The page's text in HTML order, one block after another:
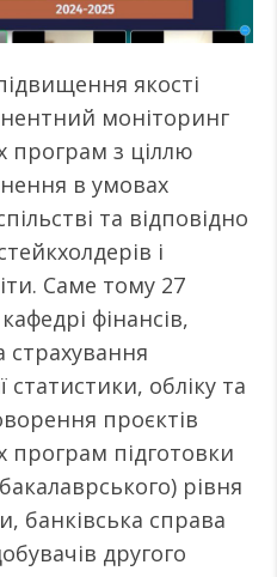
якості
моніторинг
програм з ціллю
в умовах
та відповідно
і
Саме тому 27
фінансів,
страхування
статистики, обліку та
проєктів
програм підготовки
рівня
банківська справа
другого